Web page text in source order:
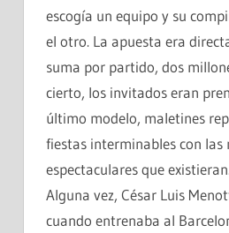
escogía un equipo y su
el otro. La apuesta era
suma por partido, dos
cierto, los invitados eran
último modelo, maletines
fiestas interminables con las
espectaculares que
Alguna vez, César Luis
cuando entrenaba al